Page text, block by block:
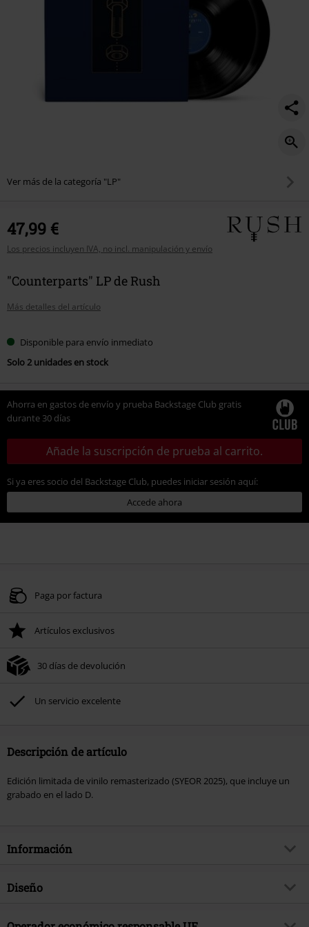
Ver más de la categoría "LP"
47,99 €
Los precios incluyen IVA, no incl. manipulación y envío
"Counterparts" LP de Rush
Más detalles del artículo
Disponible para envío inmediato
Solo 2 unidades en stock
Ahorra en gastos de envío y prueba Backstage Club gratis
durante 30 días
Añade la suscripción de prueba al carrito.
Si ya eres socio del Backstage Club, puedes iniciar sesión aquí:
Accede ahora
Paga por factura
Artículos exclusivos
30 días de devolución
Un servicio excelente
Descripción de artículo
Edición limitada de vinilo remasterizado (SYEOR 2025), que incluye un
grabado en el lado D.
Información
Artículo no.
Diseño
Tipo de producto
LP